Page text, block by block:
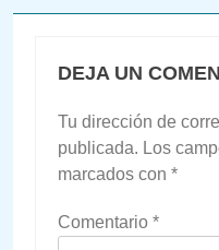
DEJA UN
Tu dirección de
publicada. Los
marcados con *
Comentario *